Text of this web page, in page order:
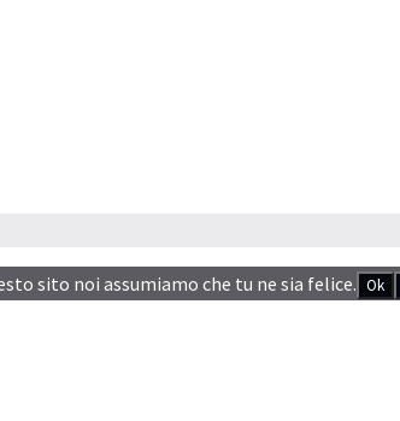
sito noi assumiamo che tu ne sia felice. Ok